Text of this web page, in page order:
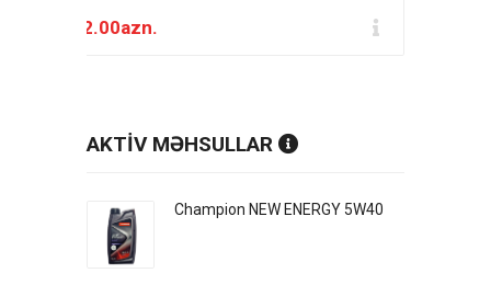
32.00azn.
AKTİV MƏHSULLAR
Champion NEW ENERGY 5W40